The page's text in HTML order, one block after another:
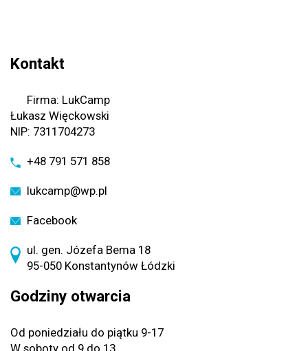
Kontakt
Firma: LukCamp
Łukasz Więckowski
NIP: 7311704273
+48 791 571 858
lukcamp@wp.pl
Facebook
ul. gen. Józefa Bema 18
95-050 Konstantynów Łódzki
Godziny otwarcia
Od poniedziału do piątku 9-17